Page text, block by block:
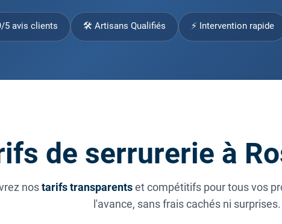
5 avis clients 🛠 Artisans Qualifiés ⚡ Intervention rapide
de serrurerie à
nostarifs transparentset compétitifs pour tous vos
l'avance, sans frais cachés ni surprises.